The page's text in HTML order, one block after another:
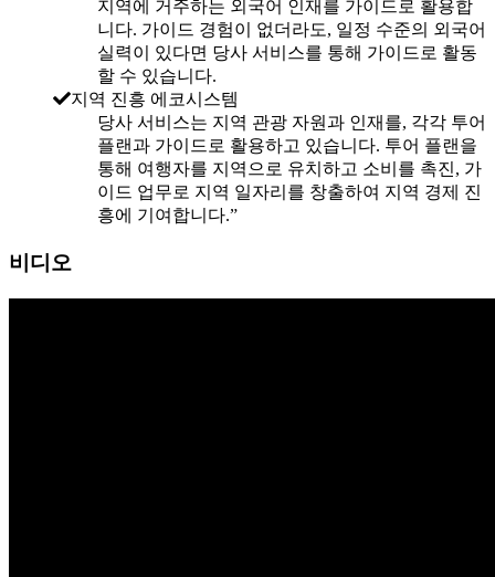
지역에 거주하는 외국어 인재를 가이드로 활용합
니다. 가이드 경험이 없더라도, 일정 수준의 외국어
실력이 있다면 당사 서비스를 통해 가이드로 활동
할 수 있습니다.
지역 진흥 에코시스템
당사 서비스는 지역 관광 자원과 인재를, 각각 투어
플랜과 가이드로 활용하고 있습니다. 투어 플랜을
통해 여행자를 지역으로 유치하고 소비를 촉진, 가
이드 업무로 지역 일자리를 창출하여 지역 경제 진
흥에 기여합니다.”
비디오